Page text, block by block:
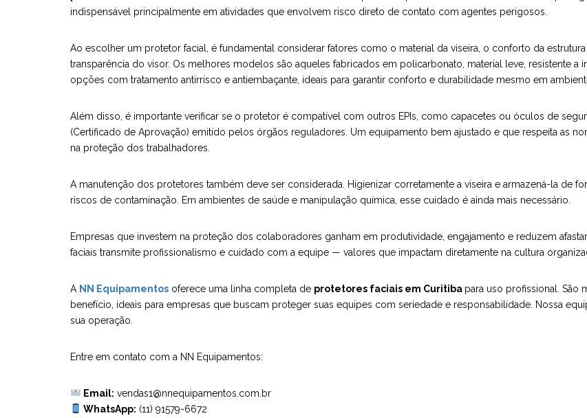
indispensável principalmente em atividades que envolvem risco direto de contato com agentes perigosos.
Ao escolher um protetor facial, é fundamental considerar fatores como o material da viseira, o conforto da
transparência do visor. Os melhores modelos são aqueles fabricados em policarbonato, material leve, resistente
opções com tratamento antirrisco e antiembaçante, ideais para garantir conforto e durabilidade mesmo em
Além disso, é importante verificar se o protetor é compatível com outros EPIs, como capacetes ou óculos de
(Certificado de Aprovação) emitido pelos órgãos reguladores. Um equipamento bem ajustado e que respeita as
na proteção dos trabalhadores.
A manutenção dos protetores também deve ser considerada. Higienizar corretamente a viseira e armazená-la de
riscos de contaminação. Em ambientes de saúde e manipulação química, esse cuidado é ainda mais necessário.
Empresas que investem na proteção dos colaboradores ganham em produtividade, engajamento e reduzem
faciais transmite profissionalismo e cuidado com a equipe — valores que impactam diretamente na cultura
A NN Equipamentos oferece uma linha completa de protetores faciais em Curitiba para uso profissional.
benefício, ideais para empresas que buscam proteger suas equipes com seriedade e responsabilidade. Nossa
sua operação.
Entre em contato com a NN Equipamentos:
Email: vendas1@nnequipamentos.com.br
WhatsApp: (11) 91579-6672